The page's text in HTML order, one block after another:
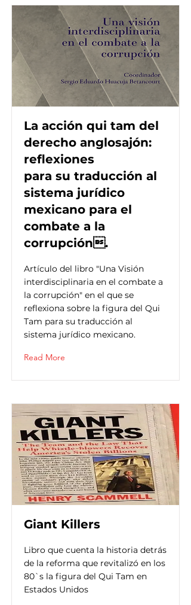
La acción qui tam del
derecho anglosajón:
reflexiones
para su traducción al
sistema jurídico
mexicano para el
combate a la
corrupción.
Artículo del libro "Una Visión
interdisciplinaria en el combate a
la corrupción" en el que se
reflexiona sobre la figura del Qui
Tam para su traducción al
sistema jurídico mexicano.
Read More
Giant Killers
Libro que cuenta la historia detrás
de la reforma que revitalizó en los
80`s la figura del Qui Tam en
Estados Unidos